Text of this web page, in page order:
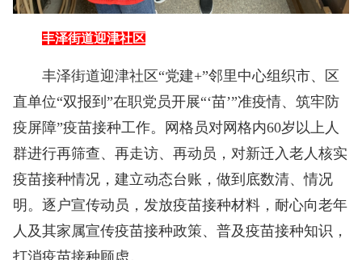
丰泽街道迎津社区
丰泽街道迎津社区“党建+”邻里中心组织市、区
直单位“双报到”在职党员开展“‘苗’”准疫情、筑牢防
疫屏障”疫苗接种工作。网格员对网格内60岁以上人
群进行再筛查、再走访、再动员，对新迁入老人核实
疫苗接种情况，建立动态台账，做到底数清、情况
明。逐户宣传动员，发放疫苗接种材料，耐心向老年
人及其家属宣传疫苗接种政策、普及疫苗接种知识，